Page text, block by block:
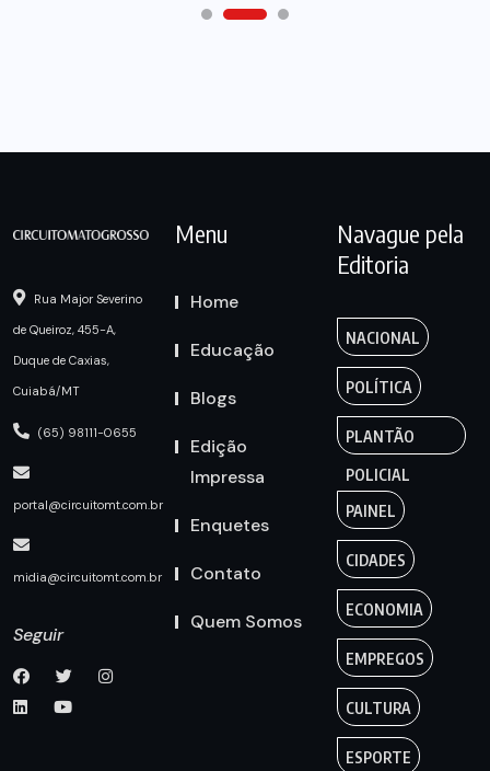
Rua Major Severino
de Queiroz, 455-A,
Duque de Caxias,
Cuiabá/MT
(65) 98111-0655
portal@circuitomt.com.br
midia@circuitomt.com.br
Seguir
Menu
Home
Educação
Blogs
Edição
Impressa
Enquetes
Contato
Quem Somos
Navague pela
Editoria
NACIONAL
POLÍTICA
PLANTÃO
POLICIAL
PAINEL
CIDADES
ECONOMIA
EMPREGOS
CULTURA
ESPORTE